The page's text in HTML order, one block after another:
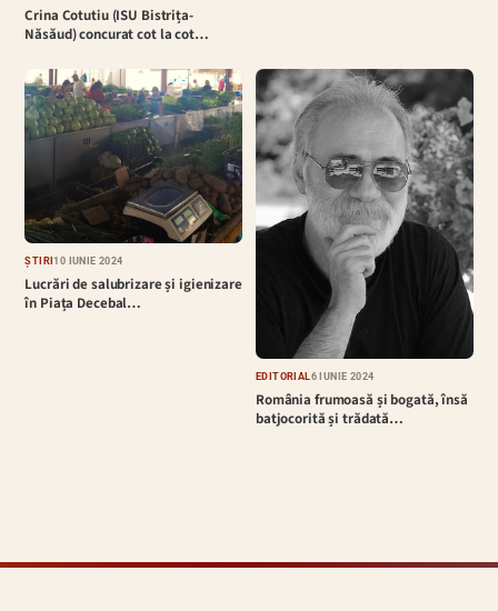
Crina Cotutiu (ISU Bistrița-
Năsăud) concurat cot la cot…
ȘTIRI10 IUNIE 2024
Lucrări de salubrizare și igienizare
în Piața Decebal…
EDITORIAL6 IUNIE 2024
România frumoasă și bogată, însă
batjocorită și trădată…